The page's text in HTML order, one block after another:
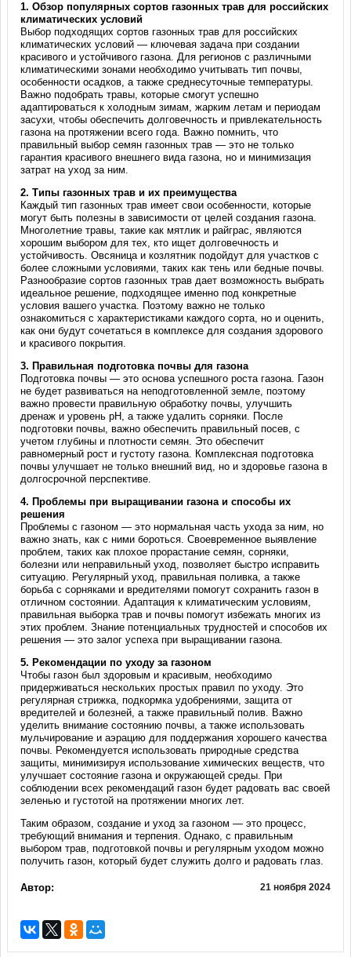
1.Обзор популярных сортов газонных трав для российских
климатических условий
Выбор подходящих сортов газонных трав для российских
климатических условий — ключевая задача при создании
красивого и устойчивого газона. Для регионов с различными
климатическими зонами необходимо учитывать тип почвы,
особенности осадков, а также среднесуточные температуры.
Важно подобрать травы, которые смогут успешно
адаптироваться к холодным зимам, жарким летам и периодам
засухи, чтобы обеспечить долговечность и привлекательность
газона на протяжении всего года. Важно помнить, что
правильный выбор семян газонных трав — это не только
гарантия красивого внешнего вида газона, но и минимизация
затрат на уход за ним.
2.Типы газонных трав и их преимущества
Каждый тип газонных трав имеет свои особенности, которые
могут быть полезны в зависимости от целей создания газона.
Многолетние травы, такие как мятлик и райграс, являются
хорошим выбором для тех, кто ищет долговечность и
устойчивость. Овсяница и козлятник подойдут для участков с
более сложными условиями, таких как тень или бедные почвы.
Разнообразие сортов газонных трав дает возможность выбрать
идеальное решение, подходящее именно под конкретные
условия вашего участка. Поэтому важно не только
ознакомиться с характеристиками каждого сорта, но и оценить,
как они будут сочетаться в комплексе для создания здорового
и красивого покрытия.
3. Правильная подготовка почвы для газона
Подготовка почвы — это основа успешного роста газона. Газон
не будет развиваться на неподготовленной земле, поэтому
важно провести правильную обработку почвы, улучшить
дренаж и уровень pH, а также удалить сорняки. После
подготовки почвы, важно обеспечить правильный посев, с
учетом глубины и плотности семян. Это обеспечит
равномерный рост и густоту газона. Комплексная подготовка
почвы улучшает не только внешний вид, но и здоровье газона в
долгосрочной перспективе.
4. Проблемы при выращивании газона и способы их
решения
Проблемы с газоном — это нормальная часть ухода за ним, но
важно знать, как с ними бороться. Своевременное выявление
проблем, таких как плохое прорастание семян, сорняки,
болезни или неправильный уход, позволяет быстро исправить
ситуацию. Регулярный уход, правильная поливка, а также
борьба с сорняками и вредителями помогут сохранить газон в
отличном состоянии. Адаптация к климатическим условиям,
правильная выборка трав и почвы помогут избежать многих из
этих проблем. Знание потенциальных трудностей и способов их
решения — это залог успеха при выращивании газона.
5. Рекомендации по уходу за газоном
Чтобы газон был здоровым и красивым, необходимо
придерживаться нескольких простых правил по уходу. Это
регулярная стрижка, подкормка удобрениями, защита от
вредителей и болезней, а также правильный полив. Важно
уделить внимание состоянию почвы, а также использовать
мульчирование и аэрацию для поддержания хорошего качества
почвы. Рекомендуется использовать природные средства
защиты, минимизируя использование химических веществ, что
улучшает состояние газона и окружающей среды. При
соблюдении всех рекомендаций газон будет радовать вас своей
зеленью и густотой на протяжении многих лет.
Таким образом, создание и уход за газоном — это процесс,
требующий внимания и терпения. Однако, с правильным
выбором трав, подготовкой почвы и регулярным уходом можно
получить газон, который будет служить долго и радовать глаз.
21 ноября 2024
Автор: